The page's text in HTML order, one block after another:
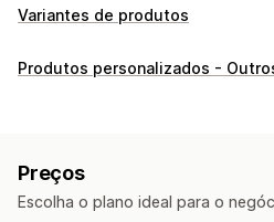
Variantes de produtos
Personalização
Preços personalizados
Produtos personalizados -
Preços
Escolha o plano ideal para o